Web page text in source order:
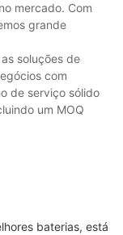
mercado. Com
grande
soluções de
com
de serviço sólido
um MOQ
baterias, está